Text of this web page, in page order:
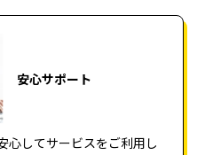
安心サポート
⼼してサービスをご利⽤し